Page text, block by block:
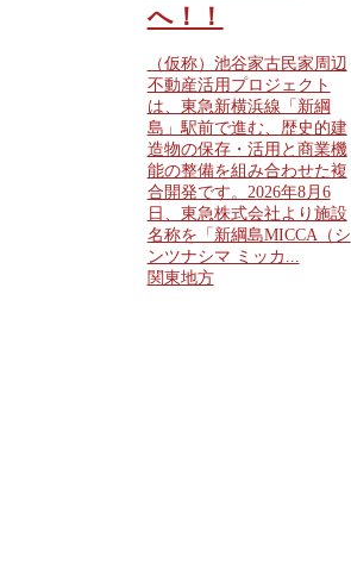
へ！！
（仮称）池谷家古民家周辺
不動産活用プロジェクト
は、東急新横浜線「新綱
島」駅前で進む、歴史的建
造物の保存・活用と商業機
能の整備を組み合わせた複
合開発です。2026年8月6
日、東急株式会社より施設
名称を「新綱島MICCA（シ
ンツナシマ ミッカ...
関東地方